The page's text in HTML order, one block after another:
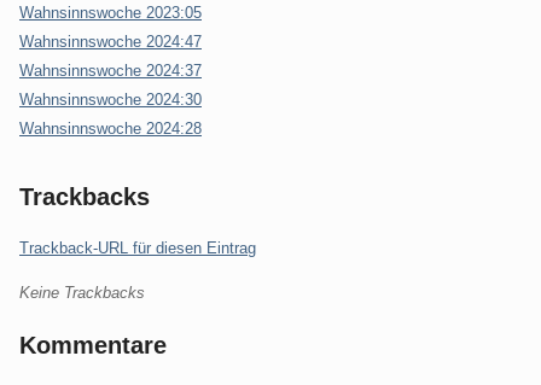
Wahnsinnswoche 2023:05
Wahnsinnswoche 2024:47
Wahnsinnswoche 2024:37
Wahnsinnswoche 2024:30
Wahnsinnswoche 2024:28
Trackbacks
Trackback-URL für diesen Eintrag
Keine Trackbacks
Kommentare